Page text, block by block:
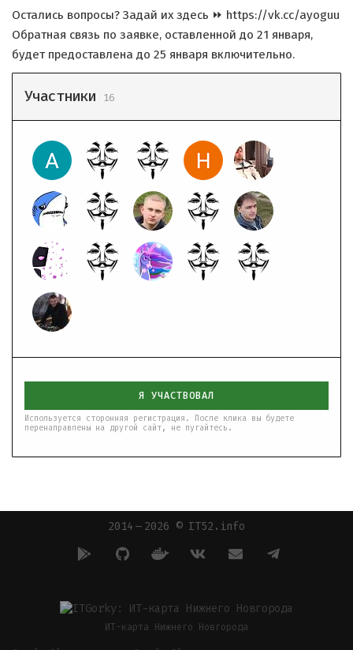
Остались вопросы? Задай их здесь ⏩ https://vk.cc/ayoguu
Обратная связь по заявке, оставленной до 21 января,
будет предоставлена до 25 января включительно.
Участники 16
Я УЧАСТВОВАЛ
Используется сторонняя регистрация. После клика вы будете
перенаправлены на другой сайт, не пугайтесь.
2014 — 2026 © IT52.info
ИТ-карта Нижнего Новгорода